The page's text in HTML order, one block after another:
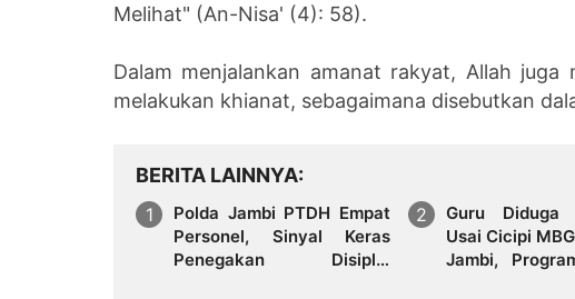
Melihat" (An-Nisa' (4): 58).
Dalam menjalankan amanat rakyat, Allah
melakukan khianat, sebagaimana disebutkan
BERITA LAINNYA
Polda Jambi PTDH Empat
Personel, Sinyal Keras
Penegakan Disiplin
Guru Diduga
Usai Cicipi
Jambi,